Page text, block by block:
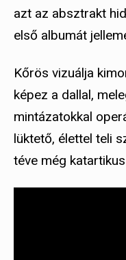
azt az absztrakt
első albumát
Kőrös vizuálja
képez a dallal,
mintázatokkal
lüktető, élettel teli
téve még